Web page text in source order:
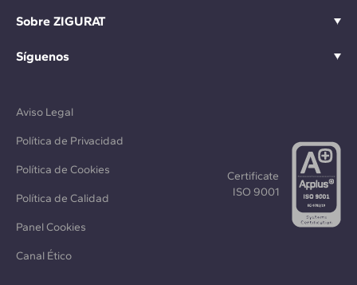
Sobre ZIGURAT
Síguenos
Aviso Legal
Política de Privacidad
Política de Cookies
Política de Calidad
Panel Cookies
Canal Ético
Certificate
ISO 9001